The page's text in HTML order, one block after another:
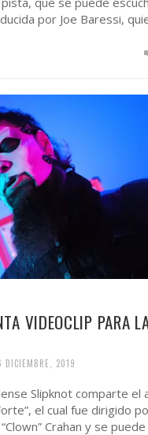
por Joe Baressi,
VIDEOCLIP PARA
DICIEMBRE, 2019
Slipknot comparte el
el cual fue dirigido
Crahan y se